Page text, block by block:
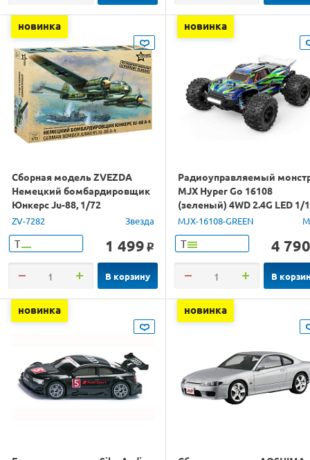
новинка
Сборная модель ZVEZDA
Немецкий бомбардировщик
Юнкерс Ju-88, 1/72
ZV-7282 Звезда
Т 1 499 o
В корзину
новинка
Радиоуправляемый
MJX Hyper Go 16108
(зеленый) 4WD 2.4G LED 1/
RTR
MJX-16108-GREEN
Т 4 790
В
новинка новинка